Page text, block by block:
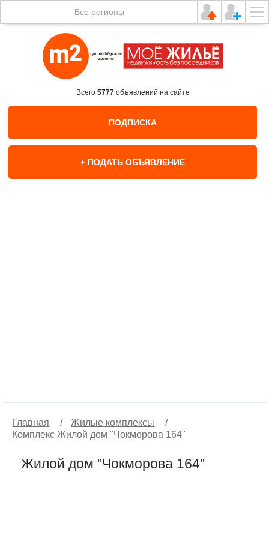
Все регионы
Всего 5777объявлений на сайте
ПОДПИСКА
+ ПОДАТЬ ОБЪЯВЛЕНИЕ
Главная / Жилые комплексы
/
Комплекс Жилой дом "Чокморова 164"
Жилой дом "Чокморова 164"